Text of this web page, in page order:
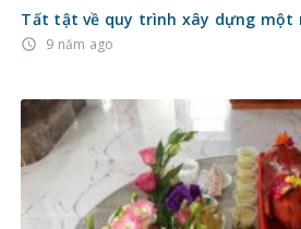
Tất tật về quy trình xây dựng một
access_time 9 năm ago